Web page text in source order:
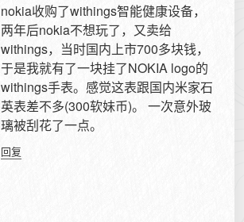
nokia收购了withings智能健康设备，
两年后nokia不想玩了，又卖给
withings，当时国内上市700多块钱，
于是我就有了一块挂了NOKIA logo的
withings手表。感觉这表跟国内米家石
英表差不多(300软妹币)。 一次意外玻
璃被刮花了一点。
回复